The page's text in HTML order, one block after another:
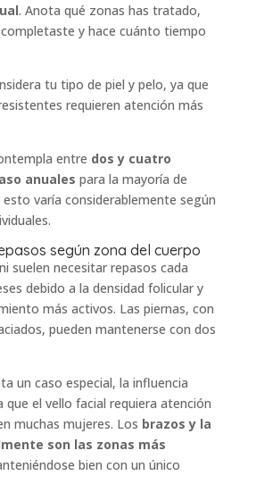
. Anota qué zonas has tratado,
y hace cuánto tiempo
tu tipo de piel y pelo, ya que
requieren atención más
entre dos y cuatro
anuales para la mayoría de
varía considerablemente según
según zona del cuerpo
suelen necesitar repasos cada
debido a la densidad folicular y
más activos. Las piernas, con
pueden mantenerse con dos
un caso especial, la influencia
el vello facial requiera atención
muchas mujeres. Los brazos y la
son las zonas más
bien con un único